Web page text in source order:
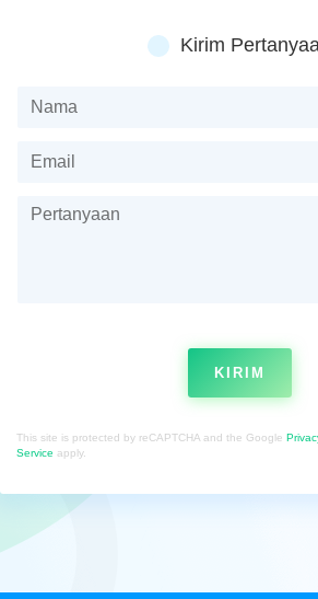
Kirim
KIRIM
This site is protected by reCAPTCHA and the Google
Service apply.